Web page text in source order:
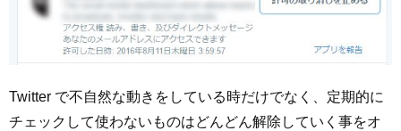
Twitter で不自然な動きをしている時だけでなく、定期的に
チェックして使わないものはどんどん解除していく事をオ